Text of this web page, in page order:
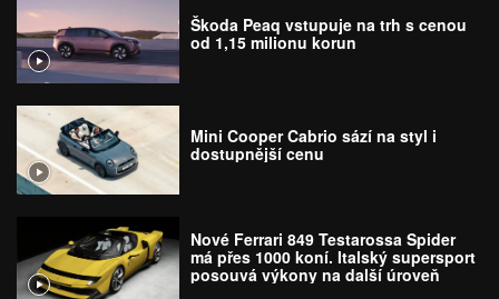
Škoda Peaq vstupuje na trh s cenou
od 1,15 milionu korun
Mini Cooper Cabrio sází na styl i
dostupnější cenu
Nové Ferrari 849 Testarossa Spider
má přes 1000 koní. Italský supersport
posouvá výkony na další úroveň